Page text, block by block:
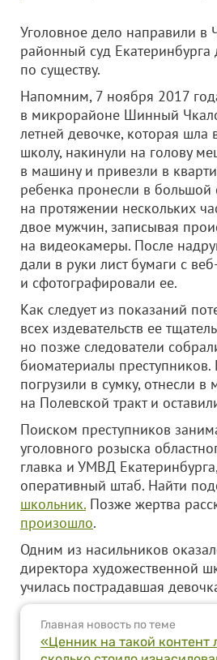
Уголовное дело направили в
районный суд Екатеринбурга
по существу.
Напомним, 7 ноября 2017
в микрорайоне Шинный
летней девочке, которая шла
школу, накинули на голову
в машину и привезли в
ребенка пронесли в большой
на протяжении нескольких
двое мужчин, записывая
на видеокамеры. После
дали в руки лист бумаги с
и сфотографировали ее.
Как следует из показаний
всех издевательств ее
но позже следователи
биоматериалы
погрузили в сумку, отнесли в
на Полевской тракт и
Поиском преступников
уголовного розыска
главка и УМВД
оперативный штаб. Найти
школьник. Позже жертва
произошло.
Одним из насильников
директора художественной
училась пострадавшая
Главная новость по теме
«Ценник на такой контент